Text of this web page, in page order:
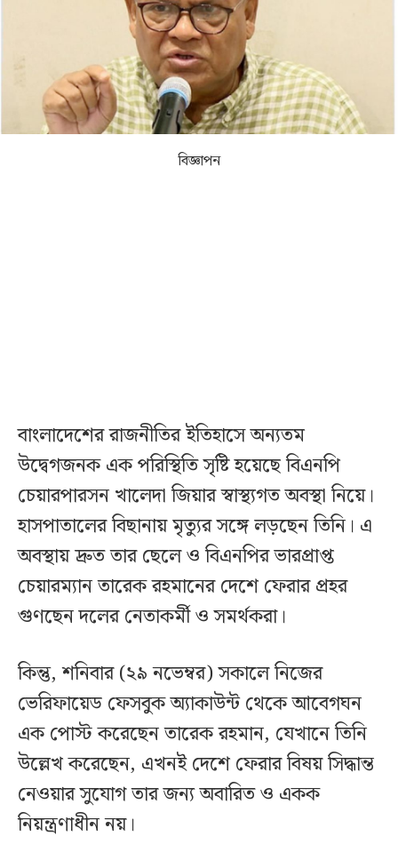
বিজ্ঞাপন
বাংলাদেশের রাজনীতির ইতিহাসে অন্যতম
উদ্বেগজনক এক পরিস্থিতি সৃষ্টি হয়েছে বিএনপি
চেয়ারপারসন খালেদা জিয়ার স্বাস্থ্যগত অবস্থা নিয়ে।
হাসপাতালের বিছানায় মৃত্যুর সঙ্গে লড়ছেন তিনি। এ
অবস্থায় দ্রুত তার ছেলে ও বিএনপির ভারপ্রাপ্ত
চেয়ারম্যান তারেক রহমানের দেশে ফেরার প্রহর
গুণছেন দলের নেতাকর্মী ও সমর্থকরা।
কিন্তু, শনিবার (২৯ নভেম্বর) সকালে নিজের
ভেরিফায়েড ফেসবুক অ্যাকাউন্ট থেকে আবেগঘন
এক পোস্ট করেছেন তারেক রহমান, যেখানে তিনি
উল্লেখ করেছেন, এখনই দেশে ফেরার বিষয় সিদ্ধান্ত
নেওয়ার সুযোগ তার জন্য অবারিত ও একক
নিয়ন্ত্রণাধীন নয়।